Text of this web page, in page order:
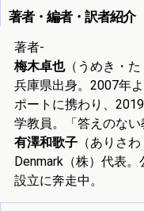
著者・編者・訳者紹介
著者-
梅木卓也（うめき・た
兵庫県出身。2007年
ポートに携わり、
学教員。「答えのない
有澤和歌子（ありさわ
Denmark（株）代表
設立に奔走中。